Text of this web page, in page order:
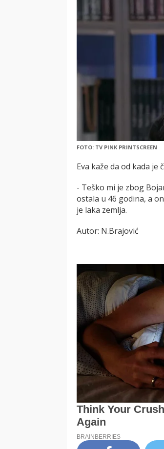
FOTO: TV PINK PRINTSCREEN
Eva kaže da od kada
- Teško mi je zbog
ostala u 46 godina, a
je laka zemlja.
Autor: N.Brajović